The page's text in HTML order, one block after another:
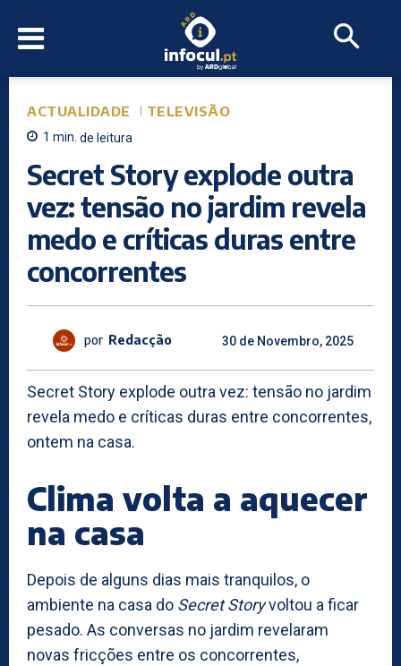
ACTUALIDADE TELEVISÃO
1 min. de leitura
Secret Story explode outra
vez: tensão no jardim revela
medo e críticas duras entre
concorrentes
por Redacção 30 de Novembro, 2025
Secret Story explode outra vez: tensão no jardim
revela medo e críticas duras entre concorrentes,
ontem na casa.
Clima volta a aquecer
na casa
Depois de alguns dias mais tranquilos, o
ambiente na casa do Secret Storyvoltou a ficar
pesado. As conversas no jardim revelaram
novas fricções entre os concorrentes,